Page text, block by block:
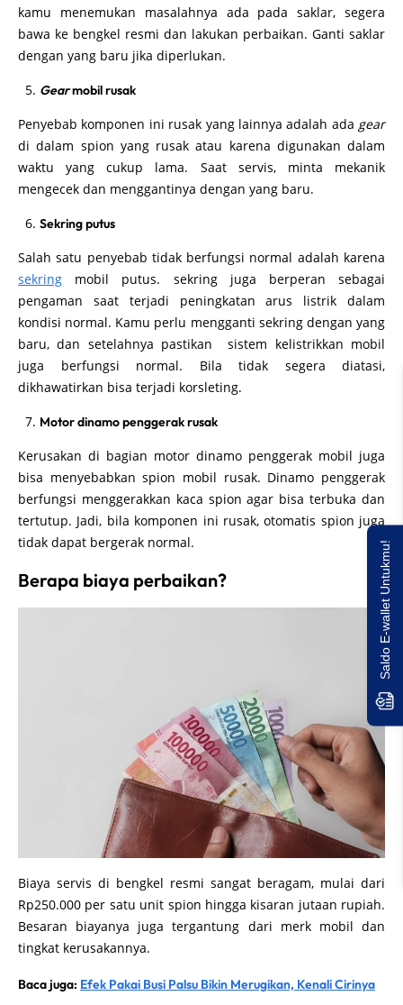
kamu menemukan masalahnya ada pada saklar, segera
bawa ke bengkel resmi dan lakukan perbaikan. Ganti saklar
dengan yang baru jika diperlukan.
Gearmobil rusak
Penyebab komponen ini rusak yang lainnya adalah ada gear
di dalam spion yang rusak atau karena digunakan dalam
waktu yang cukup lama. Saat servis, minta mekanik
mengecek dan menggantinya dengan yang baru.
Sekring putus
Salah satu penyebab tidak berfungsi normal adalah karena
sekring mobil putus. sekring juga berperan sebagai
pengaman saat terjadi peningkatan arus listrik dalam
kondisi normal. Kamu perlu mengganti sekring dengan yang
baru, dan setelahnya pastikan sistem kelistrikkan mobil
juga berfungsi normal. Bila tidak segera diatasi,
dikhawatirkan bisa terjadi korsleting.
Motor dinamo penggerak rusak
Kerusakan di bagian motor dinamo penggerak mobil juga
bisa menyebabkan spion mobil rusak. Dinamo penggerak
berfungsi menggerakkan kaca spion agar bisa terbuka dan
tertutup. Jadi, bila komponen ini rusak, otomatis spion juga
tidak dapat bergerak normal.
Berapa biaya perbaikan?
Biaya servis di bengkel resmi sangat beragam, mulai dari
Rp250.000 per satu unit spion hingga kisaran jutaan rupiah.
Besaran biayanya juga tergantung dari merk mobil dan
tingkat kerusakannya.
Baca juga: Efek Pakai Busi Palsu Bikin Merugikan, Kenali Cirinya
Saldo E-wallet Untukmu!